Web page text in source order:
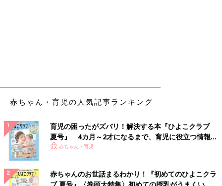
赤ちゃん・育児の人気記事ランキング
育児の困ったがズバリ！解決する本『ひよこクラブ
夏号』 4カ月～2才になるまで、育児に役立つ情報が
いっぱい！
赤ちゃん・育児
赤ちゃんのお世話まるわかり！『初めてのひよこクラ